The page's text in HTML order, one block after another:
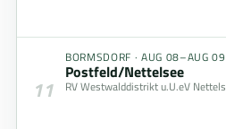
11
BORMSDORF · AUG 08–AUG 09
Postfeld/Nettelsee
RV Westwalddistrikt u.U.eV Nettels